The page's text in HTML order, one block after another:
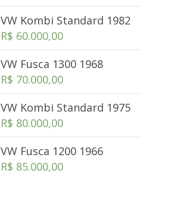
VW Kombi Standard 1982
R$ 60.000,00
VW Fusca 1300 1968
R$ 70.000,00
VW Kombi Standard 1975
R$ 80.000,00
VW Fusca 1200 1966
R$ 85.000,00